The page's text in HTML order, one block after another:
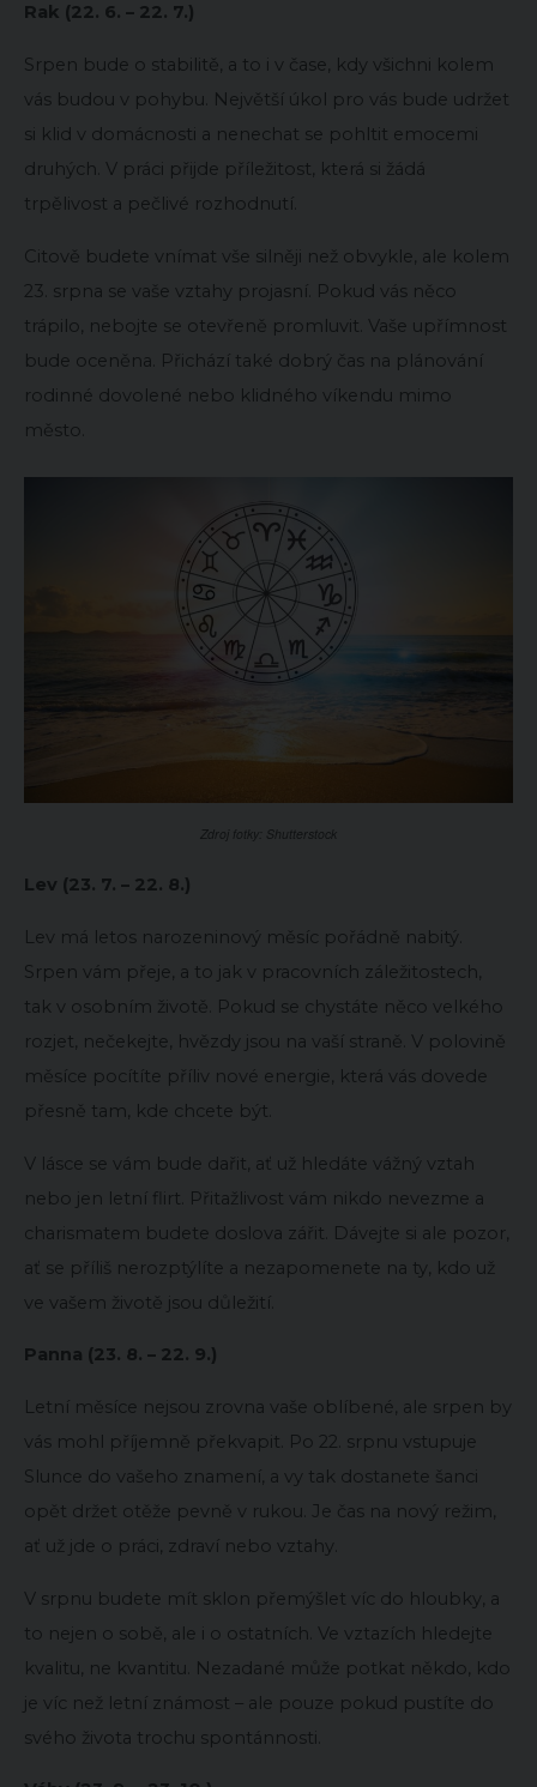
Rak (22. 6. – 22. 7.)
Srpen bude o stabilitě, a to i v čase, kdy všichni kolem
vás budou v pohybu. Největší úkol pro vás bude udržet
si klid v domácnosti a nenechat se pohltit emocemi
druhých. V práci přijde příležitost, která si žádá
trpělivost a pečlivé rozhodnutí.
Citově budete vnímat vše silněji než obvykle, ale kolem
23. srpna se vaše vztahy projasní. Pokud vás něco
trápilo, nebojte se otevřeně promluvit. Vaše upřímnost
bude oceněna. Přichází také dobrý čas na plánování
rodinné dovolené nebo klidného víkendu mimo
město.
Zdroj fotky: Shutterstock
Lev (23. 7. – 22. 8.)
Lev má letos narozeninový měsíc pořádně nabitý.
Srpen vám přeje, a to jak v pracovních záležitostech,
tak v osobním životě. Pokud se chystáte něco velkého
rozjet, nečekejte, hvězdy jsou na vaší straně. V polovině
měsíce pocítíte příliv nové energie, která vás dovede
přesně tam, kde chcete být.
V lásce se vám bude dařit, ať už hledáte vážný vztah
nebo jen letní flirt. Přitažlivost vám nikdo nevezme a
charismatem budete doslova zářit. Dávejte si ale pozor,
ať se příliš nerozptýlíte a nezapomenete na ty, kdo už
ve vašem životě jsou důležití.
Panna (23. 8. – 22. 9.)
Letní měsíce nejsou zrovna vaše oblíbené, ale srpen by
vás mohl příjemně překvapit. Po 22. srpnu vstupuje
Slunce do vašeho znamení, a vy tak dostanete šanci
opět držet otěže pevně v rukou. Je čas na nový režim,
ať už jde o práci, zdraví nebo vztahy.
V srpnu budete mít sklon přemýšlet víc do hloubky, a
to nejen o sobě, ale i o ostatních. Ve vztazích hledejte
kvalitu, ne kvantitu. Nezadané může potkat někdo, kdo
je víc než letní známost – ale pouze pokud pustíte do
svého života trochu spontánnosti.